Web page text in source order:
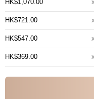
HK$1,070.00 x
HK$721.00 x
HK$547.00 x
HK$369.00 x